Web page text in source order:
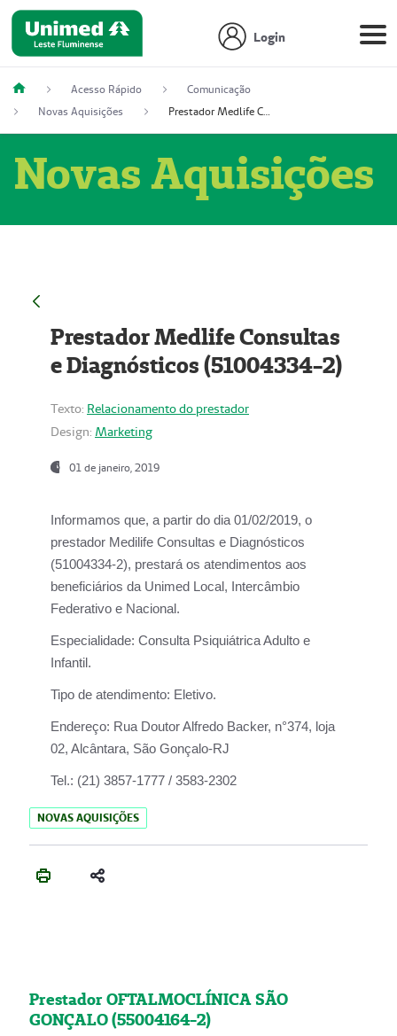
Login
Acesso Rápido
Comunicação
Novas Aquisições
Prestador Medlife Consultas e Diagnósticos (51004334-2)
Novas Aquisições
Prestador Medlife Consultas
e Diagnósticos (51004334-2)
Texto: Relacionamento do prestador
Design: Marketing
01 de janeiro, 2019
Informamos que, a partir do dia 01/02/2019, o
prestador Medilife Consultas e Diagnósticos
(51004334-2), prestará os atendimentos aos
beneficiários da Unimed Local, Intercâmbio
Federativo e Nacional.
Especialidade: Consulta Psiquiátrica Adulto e
Infantil.
Tipo de atendimento: Eletivo.
Endereço: Rua Doutor Alfredo Backer, n°374, loja
02, Alcântara, São Gonçalo-RJ
Tel.: (21) 3857-1777 / 3583-2302
NOVAS AQUISIÇÕES
Prestador OFTALMOCLÍNICA SÃO
GONÇALO (55004164-2)